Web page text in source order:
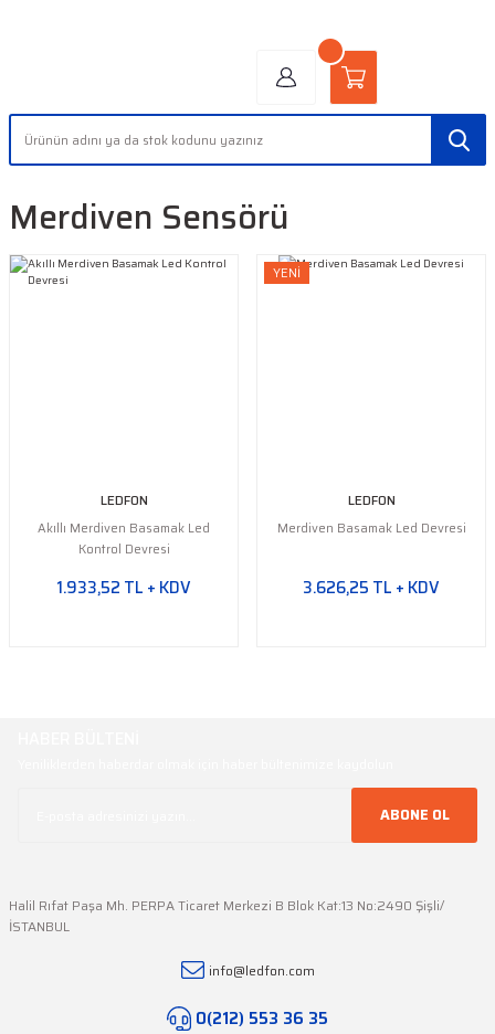
Merdiven Sensörü
LEDFON
Akıllı Merdiven Basamak Led
Kontrol Devresi
1.933,52 TL + KDV
YENİ
LEDFON
Merdiven Basamak Led Devresi
3.626,25 TL + KDV
ABONE OL
Halil Rıfat Paşa Mh. PERPA Ticaret Merkezi B Blok Kat:13 No:2490 Şişli/
İSTANBUL
info@ledfon.com
0(212) 553 36 35